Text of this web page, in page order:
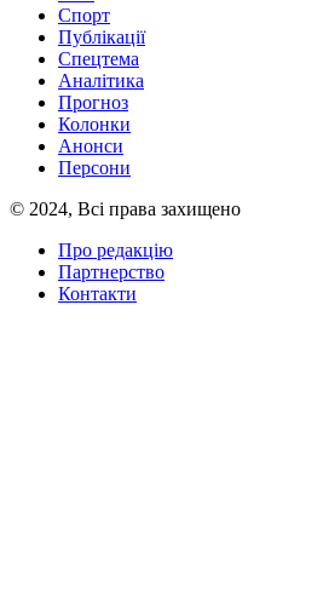
Спорт
Публікації
Спецтема
Аналітика
Прогноз
Колонки
Анонси
Персони
© 2024, Всі права захищено
Про редакцію
Партнерство
Контакти